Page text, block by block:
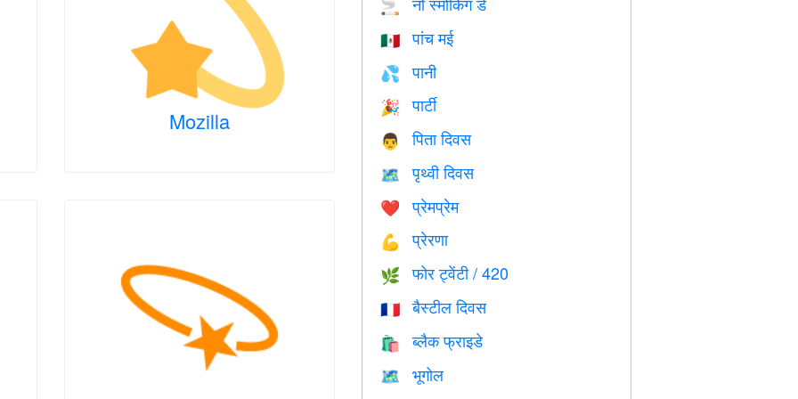
Mozilla
🚬
🇲🇽 पांच मई
💦 पानी
🎉 पार्टी
👨 पिता दिवस
🗺️ पृथ्वी दिवस
❤️️ प्रेमप्रेम
💪 प्रेरणा
🌿 फोर ट्वेंटी / 420
🇫🇷 बैस्टील दिवस
🛍 ब्लैक फ्राइडे
🗺
भूगोल